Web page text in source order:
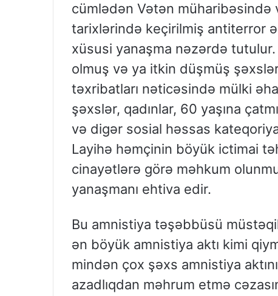
cümlədən Vətən
tarixlərində keçirilmiş antiterror
xüsusi yanaşma nəzərdə
olmuş və ya itkin düşmüş
təxribatları nəticəsində mülki
şəxslər, qadınlar, 60 yaşına
və digər sosial həssas
Layihə həmçinin böyük ictimai
cinayətlərə görə məhkum
yanaşmanı ehtiva edir.
Bu amnistiya təşəbbüsü
ən böyük amnistiya aktı kimi
mindən çox şəxs amnistiya
azadlıqdan məhrum etmə